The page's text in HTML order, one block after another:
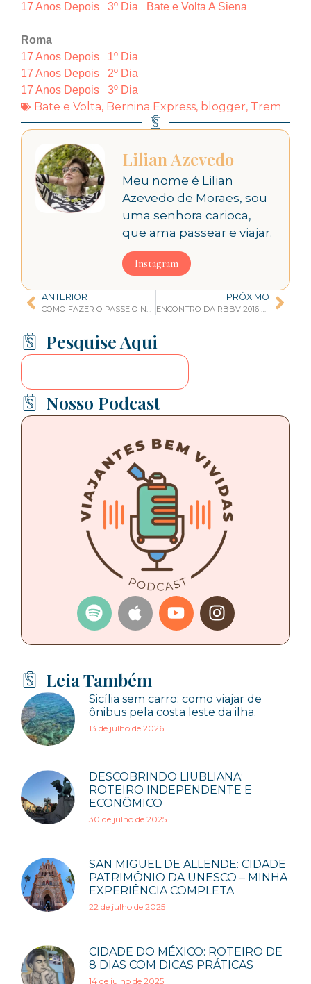
17 Anos Depois 3º Dia Bate e Volta A Siena
Roma
17 Anos Depois 1º Dia
17 Anos Depois 2º Dia
17 Anos Depois 3º Dia
Bate e Volta, Bernina Express, blogger, Trem
Lilian Azevedo
Meu nome é Lilian
Azevedo de Moraes, sou
uma senhora carioca,
que ama passear e viajar.
Instagram
ANTERIOR
COMO FAZER O PASSEIO NO TREM BERNINA EXPRESS DE TIRANO A ST. MORITZ ?
PRÓXIMO
ENCONTRO DA RBBV 2016 EM BELO HORIZONTE
Pesquise Aqui
Nosso Podcast
Leia Também
Sicília sem carro: como viajar de
ônibus pela costa leste da ilha.
13 de julho de 2026
DESCOBRINDO LIUBLIANA:
ROTEIRO INDEPENDENTE E
ECONÔMICO
30 de julho de 2025
SAN MIGUEL DE ALLENDE: CIDADE
PATRIMÔNIO DA UNESCO – MINHA
EXPERIÊNCIA COMPLETA
22 de julho de 2025
CIDADE DO MÉXICO: ROTEIRO DE
8 DIAS COM DICAS PRÁTICAS
14 de julho de 2025